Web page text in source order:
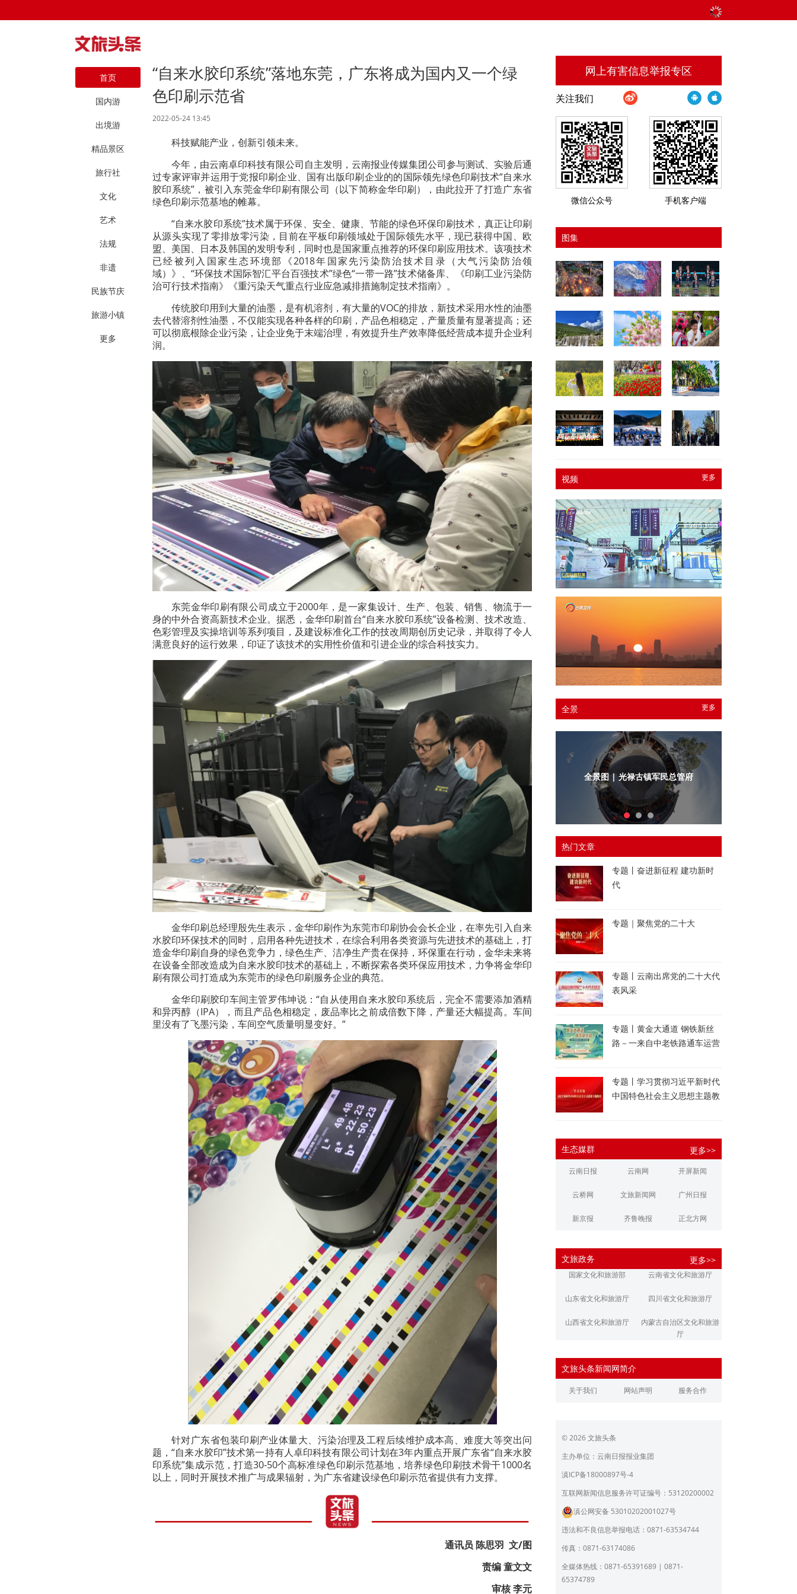
首页
国内游
出境游
精品景区
旅行社
文化
艺术
法规
非遗
民族节庆
旅游小镇
更多
“自来水胶印系统”落地东莞，广东将成为国内又一个绿
色印刷示范省
2022-05-24 13:45
科技赋能产业，创新引领未来。
今年，由云南卓印科技有限公司自主发明，云南报业传媒集团公司参与测试、实验后通
过专家评审并运用于党报印刷企业、国有出版印刷企业的的国际领先绿色印刷技术“自来水
胶印系统”，被引入东莞金华印刷有限公司（以下简称金华印刷），由此拉开了打造广东省
绿色印刷示范基地的帷幕。
“自来水胶印系统”技术属于环保、安全、健康、节能的绿色环保印刷技术，真正让印刷
从源头实现了零排放零污染，目前在平板印刷领域处于国际领先水平，现已获得中国、欧
盟、美国、日本及韩国的发明专利，同时也是国家重点推荐的环保印刷应用技术。该项技术
已经被列入国家生态环境部《2018年国家先污染防治技术目录（大气污染防治领
域）》、“环保技术国际智汇平台百强技术”绿色“一带一路”技术储备库、《印刷工业污染防
治可行技术指南》《重污染天气重点行业应急减排措施制定技术指南》。
传统胶印用到大量的油墨，是有机溶剂，有大量的VOC的排放，新技术采用水性的油墨
去代替溶剂性油墨，不仅能实现各种各样的印刷，产品色相稳定，产量质量有显著提高；还
可以彻底根除企业污染，让企业免于末端治理，有效提升生产效率降低经营成本提升企业利
润。
东莞金华印刷有限公司成立于2000年，是一家集设计、生产、包装、销售、物流于一
身的中外合资高新技术企业。据悉，金华印刷首台“自来水胶印系统”设备检测、技术改造、
色彩管理及实操培训等系列项目，及建设标准化工作的技改周期创历史记录，并取得了令人
满意良好的运行效果，印证了该技术的实用性价值和引进企业的综合科技实力。
金华印刷总经理殷先生表示，金华印刷作为东莞市印刷协会会长企业，在率先引入自来
水胶印环保技术的同时，启用各种先进技术，在综合利用各类资源与先进技术的基础上，打
造金华印刷自身的绿色竞争力，绿色生产、洁净生产贵在保持，环保重在行动，金华未来将
在设备全部改造成为自来水胶印技术的基础上，不断探索各类环保应用技术，力争将金华印
刷有限公司打造成为东莞市的绿色印刷服务企业的典范。
金华印刷胶印车间主管罗伟坤说：“自从使用自来水胶印系统后，完全不需要添加酒精
和异丙醇（IPA），而且产品色相稳定，废品率比之前成倍数下降，产量还大幅提高。车间
里没有了飞墨污染，车间空气质量明显变好。”
针对广东省包装印刷产业体量大、污染治理及工程后续维护成本高、难度大等突出问
题，“自来水胶印”技术第一持有人卓印科技有限公司计划在3年内重点开展广东省“自来水胶
印系统”集成示范，打造30-50个高标准绿色印刷示范基地，培养绿色印刷技术骨干1000名
以上，同时开展技术推广与成果辐射，为广东省建设绿色印刷示范省提供有力支撑。
通讯员 陈思羽 文/图
责编 童文文
审核 李元
网上有害信息举报专区
关注我们
微信公众号 手机客户端
图集
更多
视频
更多
全景
全景图 | 光禄古镇军民总管府内庭
热门文章
专题丨奋进新征程 建功新时
代
专题｜聚焦党的二十大
专题丨云南出席党的二十大代
表风采
专题丨黄金大通道 钢铁新丝
路－一来自中老铁路通车运营
专题丨学习贯彻习近平新时代
中国特色社会主义思想主题教
生态媒群 更多>>
云南日报 云南网 开屏新闻
云桥网 文旅新闻网 广州日报
新京报 齐鲁晚报 正北方网
江南都市报 潇湘晨报
文旅政务 更多>>
国家文化和旅游部 云南省文化和旅游厅
山东省文化和旅游厅 四川省文化和旅游厅
山西省文化和旅游厅
内蒙古自治区文化和旅游
厅
浙江省文化和旅游厅
江西省文化和旅游厅 河南省文化和旅游厅
广东省文化和旅游厅
育厅
陕西省文化和旅游厅 甘肃省文化和旅游厅
青海省文化和旅游厅
宁夏回族自治区文化和旅
北京市文旅局
上海市文化和旅游局
员会
文旅头条新闻网简介
关于我们 网站声明 服务合作
© 2026 文旅头条
主办单位：云南日报报业集团
滇ICP备18000897号-4
互联网新闻信息服务许可证编号：53120200002
滇公网安备 53010202001027号
违法和不良信息举报电话：0871-63534744
传真：0871-63174086
全媒体热线：0871-65391689 | 0871-
65374789